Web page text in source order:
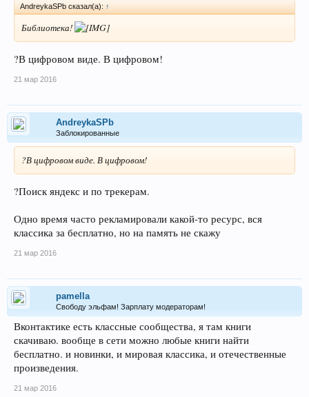
AndreykaSPb сказал(а): ↑
Библиотека!
?В цифровом виде. В цифровом!
21 мар 2016
AndreykaSPb
Заблокированные
?В цифровом виде. В цифровом!
?Поиск яндекс и по трекерам.
Одно время часто рекламировали какой-то ресурс, вся
классика за бесплатно, но на память не скажу
21 мар 2016
pamella
Свободу эльфам! Зарплату модераторам!
Вконтактике есть классные сообщества, я там книги
скачиваю. вообще в сети можно любые книги найти
бесплатно. и новинки, и мировая классика, и отечественные
произведения.
21 мар 2016